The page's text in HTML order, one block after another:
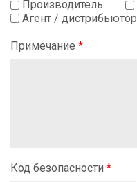
Производитель
Агент / дистрибьютор
Примечание *
Код безопасности *